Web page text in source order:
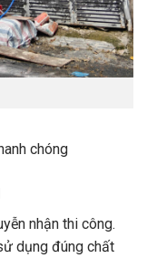
chóng
nhận thi công.
dụng đúng chất